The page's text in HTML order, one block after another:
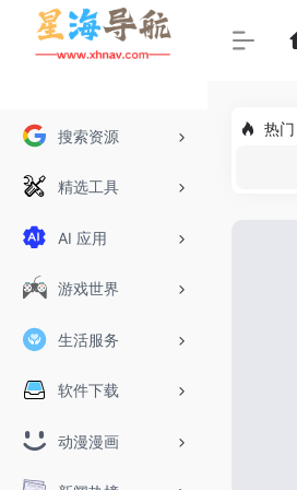
搜索资源
精选工具
AI 应用
游戏世界
生活服务
软件下载
动漫漫画
热门